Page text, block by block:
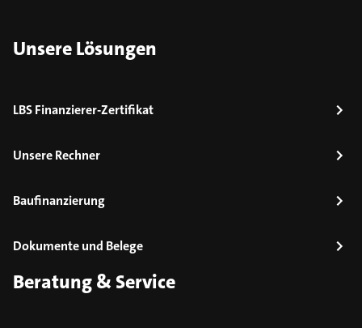
Unsere Lösungen
LBS Finanzierer-Zertifikat
Unsere Rechner
Baufinanzierung
Dokumente und Belege
Beratung & Service